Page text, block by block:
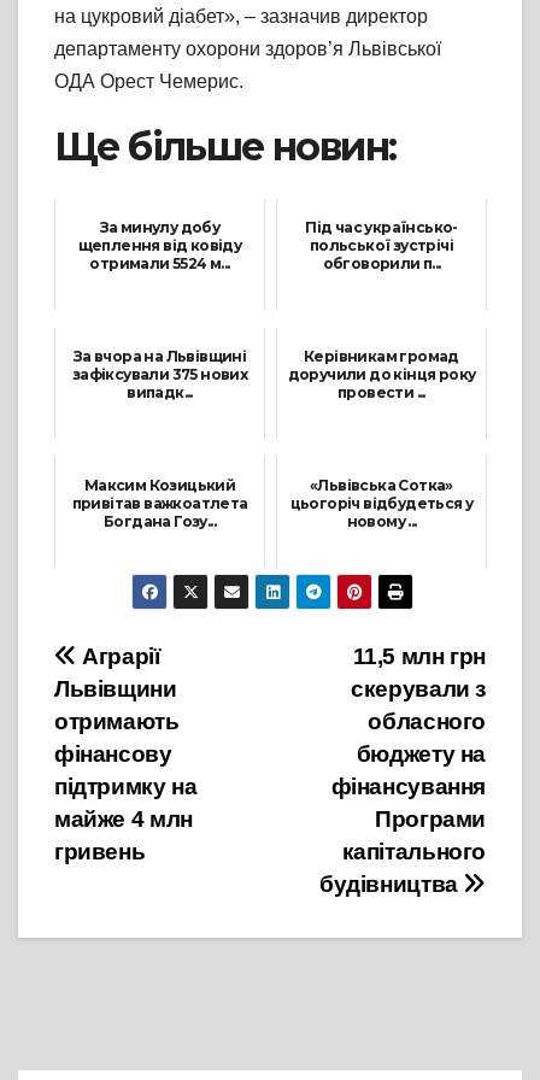
на цукровий діабет», – зазначив директор
департаменту охорони здоров’я Львівської
ОДА Орест Чемерис.
Ще більше новин:
За минулу добу
щеплення від ковіду
отримали 5524 м...
Під час українсько-
польської зустрічі
обговорили п...
За вчора на Львівщині
зафіксували 375 нових
випадк...
Керівникам громад
доручили до кінця року
провести ...
Максим Козицький
привітав важкоатлета
Богдана Гозу...
4 Червня, 2021
«‎Львівська Сотка»‎
цьогоріч відбудеться у
новому ...
27 Квітня, 2022
Навігація
записів
11,5 млн грн
скерували з
обласного
бюджету на
фінансування
Програми
капітального
будівництва
Аграрії
Львівщини
отримають
фінансову
підтримку на
майже 4 млн
гривень